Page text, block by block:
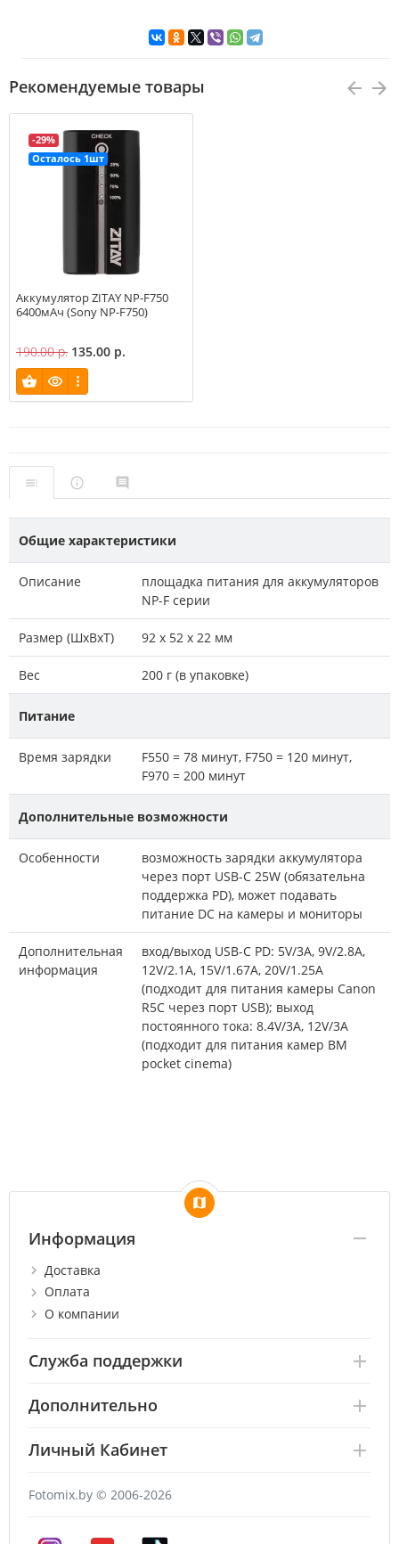
Рекомендуемые товары
-29%
Осталось 1шт
Аккумулятор ZITAY NP-F750
6400мАч (Sony NP-F750)
190.00 р. 135.00 р.
Общие характеристики
Описание
площадка питания для аккумуляторов
NP-F серии
Размер (ШxВxТ) 92 х 52 х 22 мм
Вес 200 г (в упаковке)
Питание
Время зарядки
F550 = 78 минут, F750 = 120 минут,
F970 = 200 минут
Дополнительные возможности
Особенности
возможность зарядки аккумулятора
через порт USB-C 25W (обязательна
поддержка PD), может подавать
питание DC на камеры и мониторы
Дополнительная
информация
вход/выход USB-C PD: 5V/3A, 9V/2.8A,
12V/2.1A, 15V/1.67A, 20V/1.25A
(подходит для питания камеры Canon
R5C через порт USB); выход
постоянного тока: 8.4V/3A, 12V/3A
(подходит для питания камер BM
pocket cinema)
Информация
Доставка
Оплата
О компании
Служба поддержки
Дополнительно
Личный Кабинет
Fotomix.by © 2006-2026